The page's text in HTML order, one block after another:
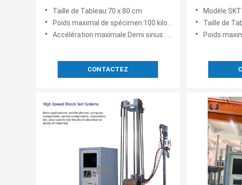
demi onde sinusoïdale 150g, 6ms,
50g, 11ms
Taille de Tableau:70 x 80 cm
Poids maximal de spécimen:100 kilogrammes
Accélération maximale:Demi sinus : 600G
CONTACTEZ
IEC60601-
Taille de
Poids